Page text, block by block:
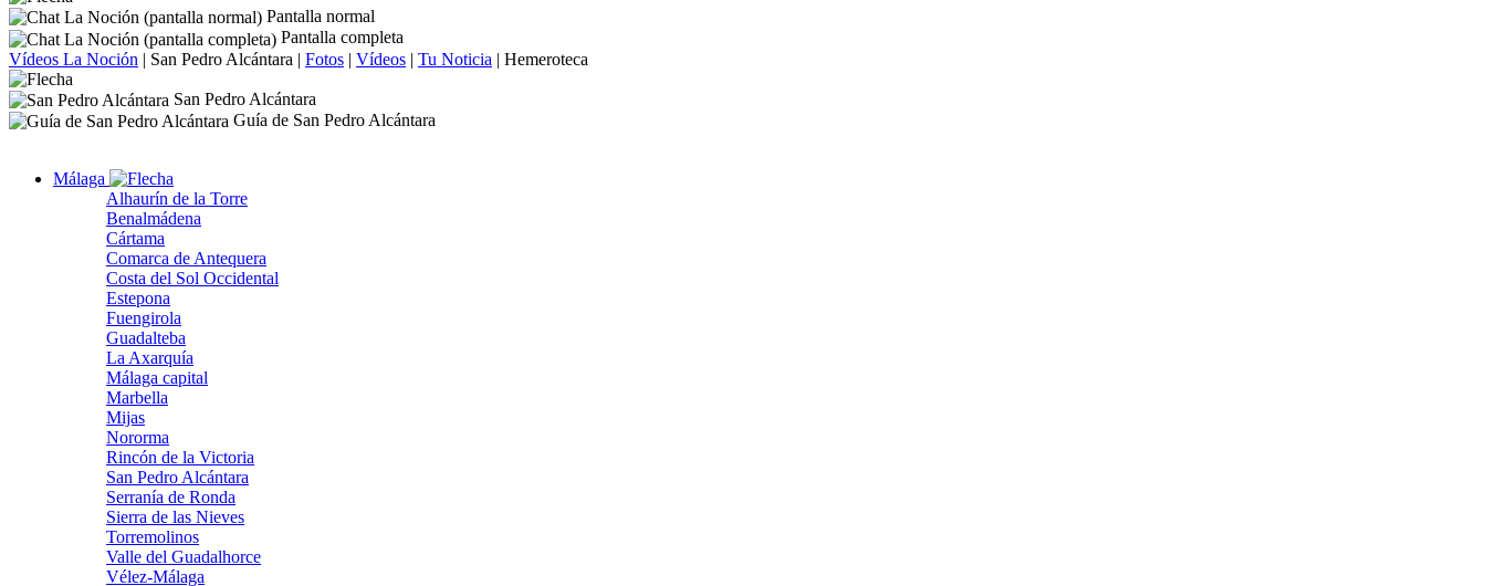
Pantalla normal
Pantalla completa
Vídeos La Noción | San Pedro Alcántara | Fotos | Vídeos | Tu Noticia | Hemeroteca
San Pedro Alcántara
Guía de San Pedro Alcántara
Málaga
Alhaurín de la Torre
Benalmádena
Cártama
Comarca de Antequera
Costa del Sol Occidental
Estepona
Fuengirola
Guadalteba
La Axarquía
Málaga capital
Marbella
Mijas
Nororma
Rincón de la Victoria
San Pedro Alcántara
Serranía de Ronda
Sierra de las Nieves
Torremolinos
Valle del Guadalhorce
Vélez-Málaga